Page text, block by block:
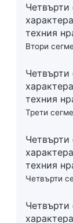
Четвърти
техния
Втори
Четвърти
техния
Трети
Четвърти
техния
Четвърти
Четвърти